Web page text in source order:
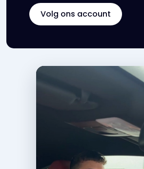
Volg ons account